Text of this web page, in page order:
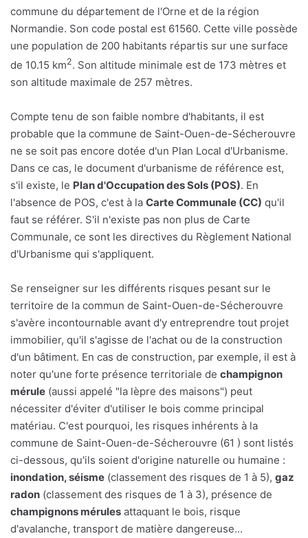
commune du département de l'Orne et de la région
Normandie. Son code postal est 61560. Cette ville possède
une population de 200 habitants répartis sur une surface
de 10.15 km2. Son altitude minimale est de 173 mètres et
son altitude maximale de 257 mètres.
Compte tenu de son faible nombre d'habitants, il est
probable que la commune de Saint-Ouen-de-Sécherouvre
ne se soit pas encore dotée d'un Plan Local d'Urbanisme.
Dans ce cas, le document d'urbanisme de référence est,
s'il existe, le Plan d'Occupation des Sols (POS). En
l'absence de POS, c'est à la Carte Communale (CC) qu'il
faut se référer. S'il n'existe pas non plus de Carte
Communale, ce sont les directives du Règlement National
d'Urbanisme qui s'appliquent.
Se renseigner sur les différents risques pesant sur le
territoire de la commun de Saint-Ouen-de-Sécherouvre
s'avère incontournable avant d'y entreprendre tout projet
immobilier, qu'il s'agisse de l'achat ou de la construction
d'un bâtiment. En cas de construction, par exemple, il est à
noter qu'une forte présence territoriale de champignon
mérule (aussi appelé "la lèpre des maisons") peut
nécessiter d'éviter d'utiliser le bois comme principal
matériau. C'est pourquoi, les risques inhérents à la
commune de Saint-Ouen-de-Sécherouvre (61 ) sont listés
ci-dessous, qu'ils soient d'origine naturelle ou humaine :
inondation, séisme (classement des risques de 1 à 5), gaz
radon (classement des risques de 1 à 3), présence de
champignons mérules attaquant le bois, risque
d'avalanche, transport de matière dangereuse...